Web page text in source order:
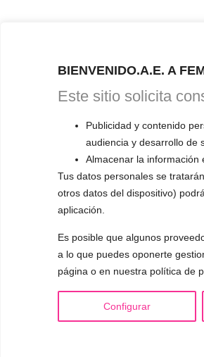
BIENVENIDO.A.E. A
Este sitio solicita
Publicidad y contenido
audiencia y desarrollo de
Almacenar la información
Tus datos personales se
otros datos del dispositivo)
aplicación.
Es posible que algunos
a lo que puedes oponerte
página o en nuestra política de
Configurar